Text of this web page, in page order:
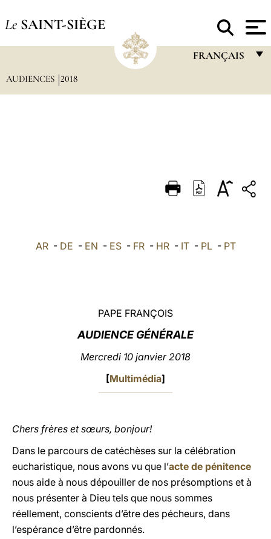
Le SAINT-SIÈGE
FRANÇAIS
DEUTSCH
العربيّة
AUDIENCES 2018
AR- DE - EN - ES- FR- HR- IT- PL- PT
PAPE FRANÇOIS
AUDIENCE GÉNÉRALE
Mercredi 10 janvier 2018
[Multimédia]
Chers frères et sœurs, bonjour!
Dans le parcours de catéchèses sur la célébration
eucharistique, nous avons vu que l’acte de pénitence
nous aide à nous dépouiller de nos présomptions et à
nous présenter à Dieu tels que nous sommes
réellement, conscients d’être des pécheurs, dans
l’espérance d’être pardonnés.